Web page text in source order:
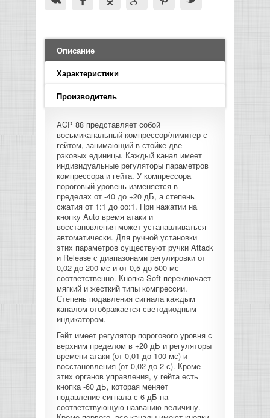
МИКШЕРЫ ЦИФРОВЫЕ
ЛИНЕЙНЫЕ МАССИВЫ
СЦЕНИЧЕСКИЕ МОНИТОРЫ
CD|DVD|FLASH|USB ПЛЕЕРЫ,
РЕКОРДЕРЫ
САБВУФЕРЫ АКТИВНЫЕ
КОМПЛЕКТУЮЩИЕ ДЛЯ
АКУСТИЧЕСКИХ СИСТЕМ
КОНТРОЛЛЕРЫ АС И КРОССОВЕРЫ
НАУШНИКИ
LED PAR
БАСОВЫЕ УСИЛИТЕЛИ И КАБИНЕТЫ
КОМБО ДЛЯ АКУСТИЧЕСКИХ ГИТАР
ГИТАРНЫЕ ПРИНАДЛЕЖНОСТИ
СЕМПЛЕРЫ И ГРУВБОКСЫ
ПРОГРАММНОЕ ОБЕСПЕЧЕНИЕ
ФЛЕЙТЫ
ПРОИГРЫВАТЕЛИ ВИНИЛА
DJ НАУШНИКИ
ВИДЕО РЕКОРДЕРЫ
СИСТЕМЫ ВИДЕО МОНТАЖА
ВИДЕО КОНВЕРТЕРЫ
АКУСТИЧЕСКИЕ
ОРКЕСТРОВЫЕ УДАРНЫЕ
ГРОМКОГОВОРИТЕЛИ
АНОНСЫ НОВИНОК
ПОПОЛНЕНИЕ СКЛАДА
ИНФОРМАЦИЯ
О МАГАЗИНЕ
КАК КУПИТЬ
ДОСТАВКА
ОПЛАТА
КОНТАКТЫ
Описание
Характеристики
Производитель
ACP 88 представляет собой
восьмиканальный компрессор/лимитер с
гейтом, занимающий в стойке две
рэковых единицы. Каждый канал имеет
индивидуальные регуляторы параметров
компрессора и гейта. У компрессора
пороговый уровень изменяется в
пределах от -40 до +20 дБ, а степень
сжатия от 1:1 до оо:1. При нажатии на
кнопку Auto время атаки и
восстановления может устанавливаться
автоматически. Для ручной установки
этих параметров существуют ручки Attack
и Release с диапазонами регулировки от
0,02 до 200 мс и от 0,5 до 500 мс
соответственно. Кнопка Soft переключает
мягкий и жесткий типы компрессии.
Степень подавления сигнала каждым
каналом отображается светодиодным
индикатором.
Гейт имеет регулятор порогового уровня с
верхним пределом в +20 дБ и регуляторы
времени атаки (от 0,01 до 100 мс) и
восстановления (от 0,02 до 2 с). Кроме
этих органов управления, у гейта есть
кнопка -60 дБ, которая меняет
подавление сигнала с 6 дБ на
соответствующую названию величину.